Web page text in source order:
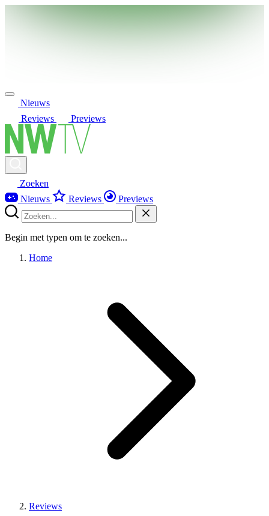
Nieuws
Reviews
Previews
Zoeken
Nieuws
Reviews Previews
Begin met typen om te zoeken...
Home
Reviews